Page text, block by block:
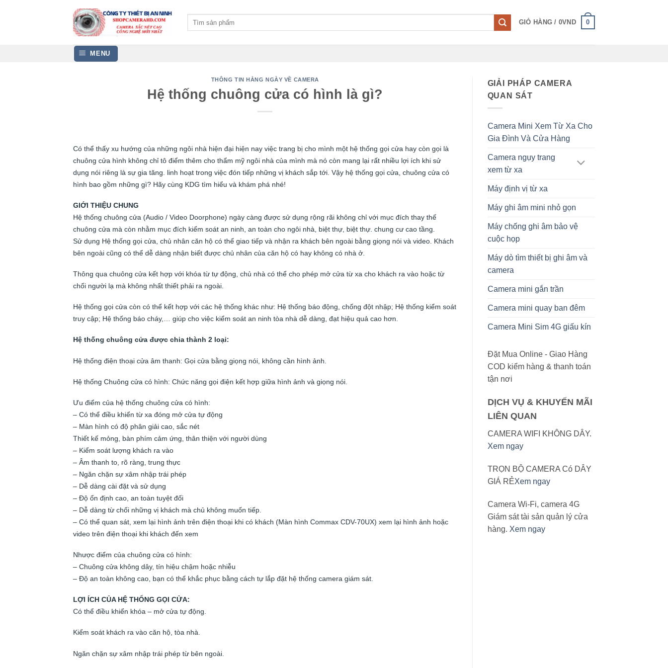
GIỎ HÀNG / 0VND 0
MENU
THÔNG TIN HẰNG NGÀY VỀ CAMERA
Hệ thống chuông cửa có hình là gì?
Có thể thấy xu hướng của những ngôi nhà hiện đại hiện nay việc trang bị cho mình một hệ thống gọi cửa hay còn gọi là
chuông cửa hình không chỉ tô điểm thêm cho thẩm mỹ ngôi nhà của mình mà nó còn mang lại rất nhiều lợi ích khi sử
dụng nói riêng là sự gia tăng. linh hoạt trong việc đón tiếp những vị khách sắp tới. Vậy hệ thống gọi cửa, chuông cửa có
hình bao gồm những gì? Hãy cùng KDG tìm hiểu và khám phá nhé!
GIỚI THIỆU CHUNG
Hệ thống chuông cửa (Audio / Video Doorphone) ngày càng được sử dụng rộng rãi không chỉ với mục đích thay thế
chuông cửa mà còn nhằm mục đích kiểm soát an ninh, an toàn cho ngôi nhà, biệt thự, biệt thự. chung cư cao tầng.
Sử dụng Hệ thống gọi cửa, chủ nhân căn hộ có thể giao tiếp và nhận ra khách bên ngoài bằng giọng nói và video. Khách
bên ngoài cũng có thể dễ dàng nhận biết được chủ nhân của căn hộ có hay không có nhà ở.
Thông qua chuông cửa kết hợp với khóa từ tự động, chủ nhà có thể cho phép mở cửa từ xa cho khách ra vào hoặc từ
chối người lạ mà không nhất thiết phải ra ngoài.
Hệ thống gọi cửa còn có thể kết hợp với các hệ thống khác như: Hệ thống báo động, chống đột nhập; Hệ thống kiểm soát
truy cập; Hệ thống báo cháy,… giúp cho việc kiểm soát an ninh tòa nhà dễ dàng, đạt hiệu quả cao hơn.
Hệ thống chuông cửa được chia thành 2 loại:
Hệ thống điện thoại cửa âm thanh: Gọi cửa bằng giọng nói, không cần hình ảnh.
Hệ thống Chuông cửa có hình: Chức năng gọi điện kết hợp giữa hình ảnh và giọng nói.
Ưu điểm của hệ thống chuông cửa có hình:
– Có thể điều khiển từ xa đóng mở cửa tự động
– Màn hình có độ phân giải cao, sắc nét
Thiết kế mỏng, bàn phím cảm ứng, thân thiện với người dùng
– Kiểm soát lượng khách ra vào
– Âm thanh to, rõ ràng, trung thực
– Ngăn chặn sự xâm nhập trái phép
– Dễ dàng cài đặt và sử dụng
– Độ ổn định cao, an toàn tuyệt đối
– Dễ dàng từ chối những vị khách mà chủ không muốn tiếp.
– Có thể quan sát, xem lại hình ảnh trên điện thoại khi có khách (Màn hình Commax CDV-70UX) xem lại hình ảnh hoặc
video trên điện thoại khi khách đến xem
Nhược điểm của chuông cửa có hình:
– Chuông cửa không dây, tín hiệu chậm hoặc nhiễu
– Độ an toàn không cao, bạn có thể khắc phục bằng cách tự lắp đặt hệ thống camera giám sát.
LỢI ÍCH CỦA HỆ THỐNG GỌI CỬA:
Có thể điều khiển khóa – mở cửa tự động.
Kiểm soát khách ra vào căn hộ, tòa nhà.
Ngăn chặn sự xâm nhập trái phép từ bên ngoài.
GIẢI PHÁP CAMERA
QUAN SÁT
Camera Mini Xem Từ Xa Cho
Gia Đình Và Cửa Hàng
Camera ngụy trang
xem từ xa
Máy định vị từ xa
Máy ghi âm mini nhỏ gọn
Máy chống ghi âm bảo vệ
cuộc họp
Máy dò tìm thiết bị ghi âm và
camera
Camera mini gắn trần
Camera mini quay ban đêm
Camera Mini Sim 4G giấu kín
Đặt Mua Online - Giao Hàng
COD kiểm hàng & thanh toán
tận nơi
DỊCH VỤ & KHUYẾN MÃI
LIÊN QUAN
CAMERA WIFI KHÔNG DÂY.
Xem ngay
TRỌN BỘ CAMERA Có DÂY
GIÁ RẺXem ngay
Camera Wi-Fi, camera 4G
Giám sát tài sản quản lý cửa
hàng. Xem ngay